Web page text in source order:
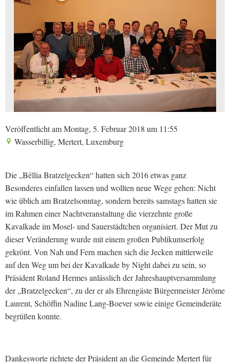
Veröffentlicht am Montag, 5. Februar 2018 um 11:55
Wasserbillig, Mertert, Luxemburg
Die „Bëllia Bratzelgecken“ hatten sich 2016 etwas ganz
Besonderes einfallen lassen und wollten neue Wege gehen: Nicht
wie üblich am Bratzelsonntag, sondern bereits samstags hatten sie
im Rahmen einer Nachtveranstaltung die vierzehnte große
Kavalkade im Mosel- und Sauerstädtchen organisiert. Der Mut zu
dieser Veränderung wurde mit einem großen Publikumserfolg
gekrönt. Von Nah und Fern machen sich die Jecken mittlerweile
auf den Weg um bei der Kavalkade by Night dabei zu sein, so
Präsident Roland Hermes anlässlich der Jahreshauptversammlung
der „Bratzelgecken“, zu der er als Ehrengäste Bürgermeister Jérôme
Laurent, Schöffin Nadine Lang-Boever sowie einige Gemeinderäte
begrüßen konnte.
Dankesworte richtete der Präsident an die Gemeinde Mertert für